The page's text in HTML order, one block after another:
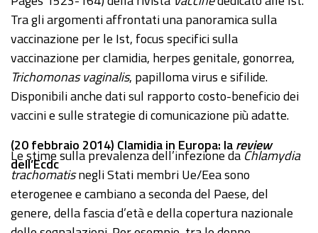
Tra gli argomenti affrontati una panoramica sulla
vaccinazione per le Ist, focus specifici sulla
vaccinazione per clamidia, herpes genitale, gonorrea,
Trichomonas vaginalis, papilloma virus e sifilide.
Disponibili anche dati sul rapporto costo-beneficio dei
vaccini e sulle strategie di comunicazione più adatte.
(20 febbraio 2014) Clamidia in Europa: lareview
dell’Ecdc
Le stime sulla prevalenza dell’infezione daChlamydia
trachomatisnegli Stati membri Ue/Eea sono
eterogenee e cambiano a seconda del Paese, del
genere, della fascia d’età e della copertura nazionale